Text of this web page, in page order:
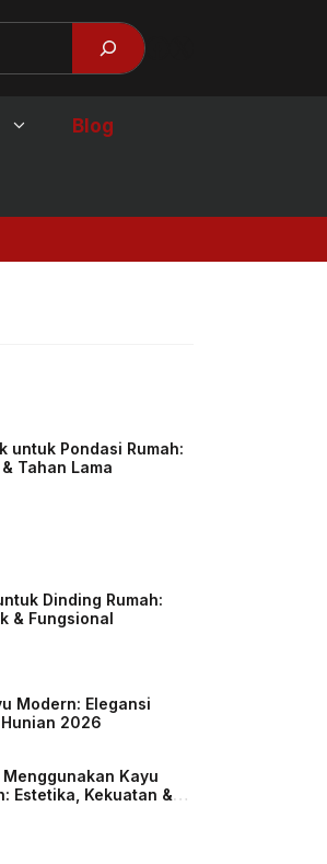
Facebook
Blog
untuk Pondasi Rumah:
Tahan Lama
Dinding Rumah:
& Fungsional
Modern: Elegansi
2026
Kayu
Estetika, Kekuatan &